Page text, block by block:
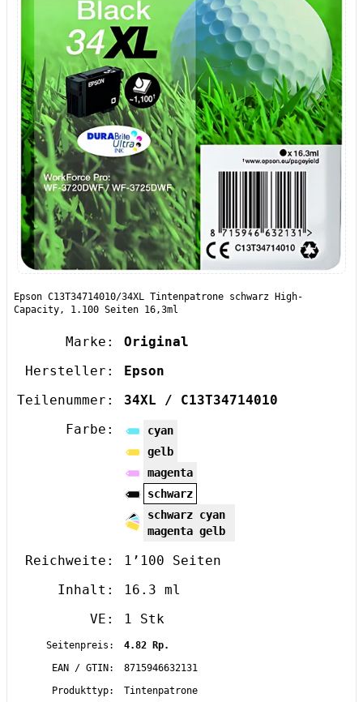
Epson C13T34714010/34XL Tintenpatrone schwarz High-
Capacity, 1.100 Seiten 16,3ml
Marke:
Original
Hersteller:
Epson
Teilenummer:
34XL / C13T34714010
Farbe:
cyan
gelb
magenta
schwarz
schwarz cyan
magenta gelb
Reichweite:
1’100 Seiten
Inhalt:
16.3 ml
VE:
1 Stk
Seitenpreis:
4.82 Rp.
EAN / GTIN:
8715946632131
Produkttyp:
Tintenpatrone